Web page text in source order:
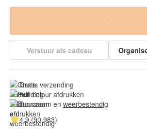
Verstuur als cadeau
Gratis verzending
Full colour afdrukken
Duurzaam en weerbestendig
4.9 (90.983)